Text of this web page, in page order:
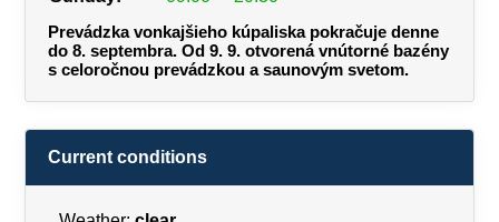
Prevádzka vonkajšieho kúpaliska pokračuje denne
do 8. septembra. Od 9. 9. otvorená vnútorné bazény
s celoročnou prevádzkou a saunovým svetom.
Current conditions